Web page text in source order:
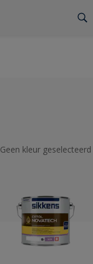
Geen kleur geselecteerd